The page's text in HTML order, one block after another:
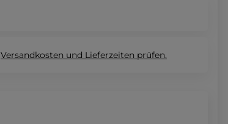
Versandkosten und Lieferzeiten prüfen.